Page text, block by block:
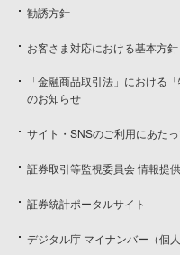
勧誘方針
お客さま対応における基本方針
「金融商品取引法」における
のお知らせ
サイト・SNSのご利用にあた
証券取引等監視委員会 情報提
証券統計ポータルサイト
デジタル庁 マイナンバー（個